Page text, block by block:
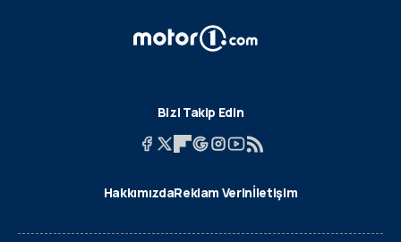
Bizi Takip Edin
HakkımızdaReklam Verinİletişim